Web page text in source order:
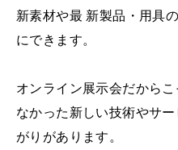
新素材や最 新製品・用具
にできます。
オンライン展示会だから
なかった新しい技術やサ
がりがあります。